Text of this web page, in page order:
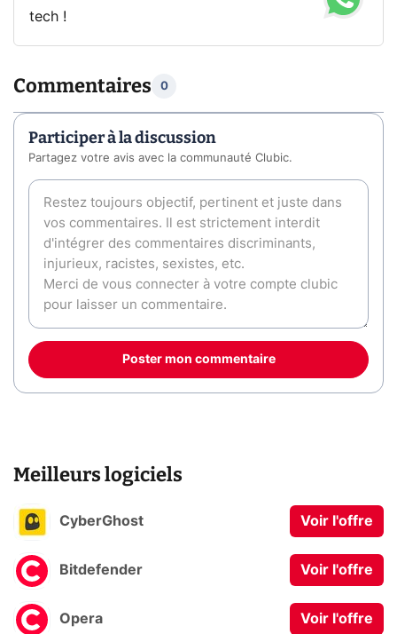
tech !
Commentaires 0
Participer à la discussion
Partagez votre avis avec la communauté Clubic.
Poster mon commentaire
Meilleurs logiciels
CyberGhost Voir l'offre
Bitdefender Voir l'offre
Opera Voir l'offre